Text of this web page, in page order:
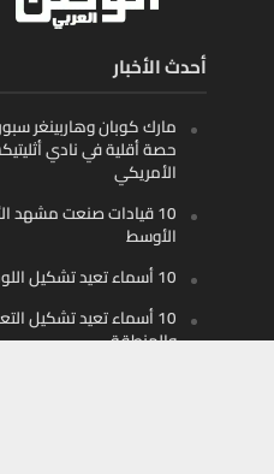
أحدث الأخبار
مارك كوبان وهاربينغر
حصة أقلية في نادي
الأمريكي
10 قيادات صنعت مشهد
الأوسط
10 أسماء تعيد تشكيل اللوجستيات الذكية في الخليج
10 أسماء تعيد تشكيل
والمنطقة